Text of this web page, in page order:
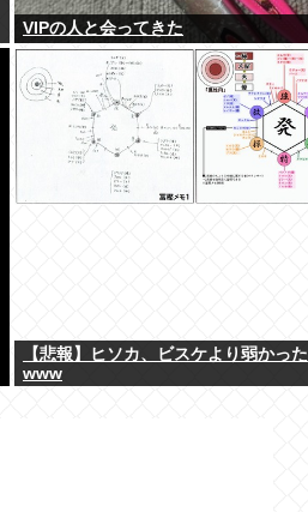
VIPの人と会ってきた
【悲報】ヒソカ、ビスケより弱かった
www